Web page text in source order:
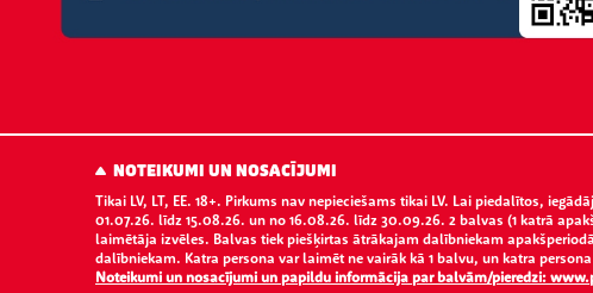
NOTEIKUMI UN NOSACĪJUMI
Tikai LV, LT, EE. 18+. Pirkums nav nepieciešams tikai LV. Lai piedalītos,
01.07.26. līdz 15.08.26. un no 16.08.26. līdz 30.09.26. 2 balvas (1 katrā
laimētāja izvēles. Balvas tiek piešķirtas ātrākajam dalībniekam
dalībniekam. Katra persona var laimēt ne vairāk kā 1 balvu, un katra
Noteikumi un nosacījumi un papildu informācija par balvām/pieredzi: